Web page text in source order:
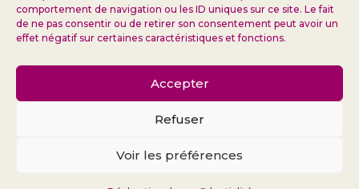
comportement de navigation ou les ID uniques sur ce site. Le fait
de ne pas consentir ou de retirer son consentement peut avoir un
effet négatif sur certaines caractéristiques et fonctions.
Accepter
Refuser
Voir les préférences
Contactez-nous
L’ABUS D’ALCOOL EST DANGEREUX POUR LA SANTÉ, À
CONSOMMER AVEC MODÉRATION
Mention légales– UX & Développement web :